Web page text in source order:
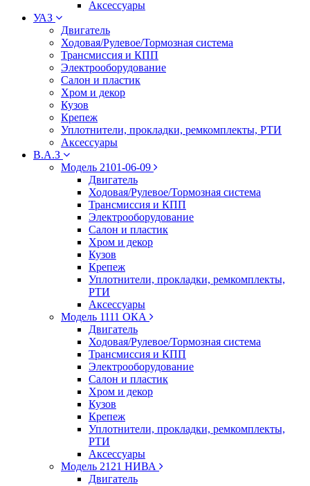
Аксессуары
УАЗ
Двигатель
Ходовая/Рулевое/Тормозная система
Трансмиссия и КПП
Электрооборудование
Салон и пластик
Хром и декор
Кузов
Крепеж
Уплотнители, прокладки, ремкомплекты, РТИ
Аксессуары
В.А.З
Модель 2101-06-09
Двигатель
Ходовая/Рулевое/Тормозная система
Трансмиссия и КПП
Электрооборудование
Салон и пластик
Хром и декор
Кузов
Крепеж
Уплотнители, прокладки, ремкомплекты,
РТИ
Аксессуары
Модель 1111 ОКА
Двигатель
Ходовая/Рулевое/Тормозная система
Трансмиссия и КПП
Электрооборудование
Салон и пластик
Хром и декор
Кузов
Крепеж
Уплотнители, прокладки, ремкомплекты,
РТИ
Аксессуары
Модель 2121 НИВА
Двигатель